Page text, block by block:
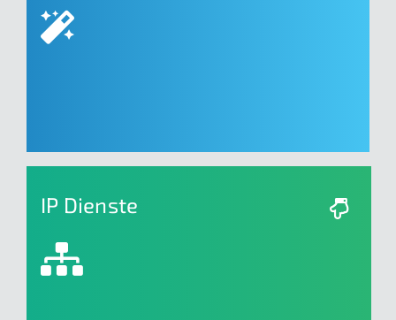
Immer inklusive: Verwalten Sie mit dem
IP Dienste
Optional zu allen SIM-Karten erhältlich:
mobiles VPN (Virtual Private Network) mit